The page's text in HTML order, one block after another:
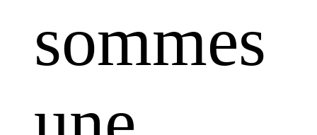
sommes